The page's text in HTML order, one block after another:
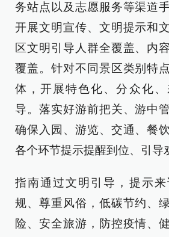
务站点以及志愿服务等渠道
开展文明宣传、文明提示和
区文明引导人群全覆盖、内
覆盖。针对不同景区类别特
体，开展特色化、分众化、
导。落实好游前把关、游中
确保入园、游览、交通、餐
各个环节提示提醒到位、引导
指南通过文明引导，提示
规、尊重风俗，低碳节约、
险、安全旅游，防控疫情、